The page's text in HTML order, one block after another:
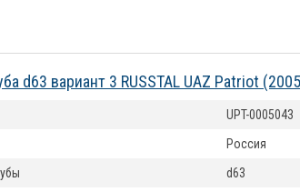
d63 вариант 3 RUSSTAL UAZ Patriot
UPT-0005043
Россия
d63